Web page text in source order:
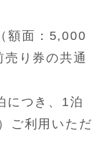
面：5,000
り券の共通
つき、1泊
ご利用いただ